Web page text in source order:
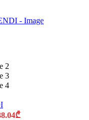
₾